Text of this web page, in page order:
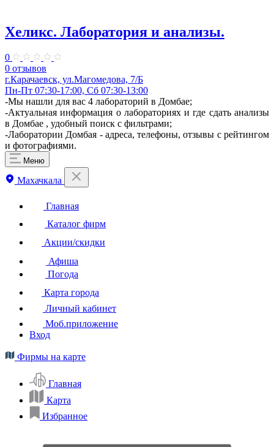
Хеликс. Лаборатория и анализы.
0
0 отзывов
г.Карачаевск, ул.Магомедова, 7/Б
Пн-Пт 07:30-17:00, Сб 07:30-13:00
-Мы нашли для вас 4 лабораторий в Домбае;
-Актуальная информация о лабораториях и где сдать анализы
в Домбае , удобный поиск с фильтрами;
-Лаборатории Домбая - адреса, телефоны, отзывы с рейтингом
и фотографиями.
Меню
Махачкала
Главная
Каталог фирм
Акции/скидки
Афиша
Погода
Карта города
Личный кабинет
Моб.приложение
Вход
Фирмы на карте
Главная
Карта
Избранное